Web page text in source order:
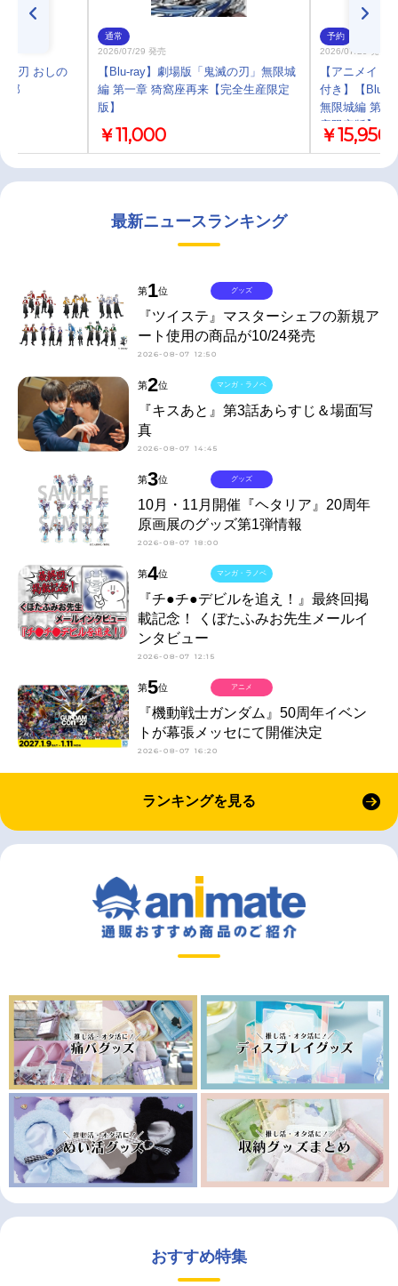
の刃 おしの
郎
通常
2026/07/29 発売
【Blu-ray】劇場版「鬼滅の刃」無限城
編 第一章 猗窩座再来【完全生産限定
版】
￥11,000
予約
2026/07/29 発売
【アニメイト
付き】【Blu-
無限城編 第一
産限定版】ア
￥15,950
最新ニュースランキング
第1位
『ツイステ』マスターシェフの新規ア
ート使用の商品が10/24発売
2026-08-07 12:50
グッズ
第2位
『キスあと』第3話あらすじ＆場面写
真
2026-08-07 14:45
マンガ・ラノベ
第3位
10月・11月開催『ヘタリア』20周年
原画展のグッズ第1弾情報
2026-08-07 18:00
グッズ
第4位
『チ●チ●デビルを追え！』最終回掲
載記念！ くぼたふみお先生メールイ
ンタビュー
2026-08-07 12:15
マンガ・ラノベ
第5位
『機動戦士ガンダム』50周年イベン
トが幕張メッセにて開催決定
2026-08-07 16:20
アニメ
ランキングを見る
おすすめ特集